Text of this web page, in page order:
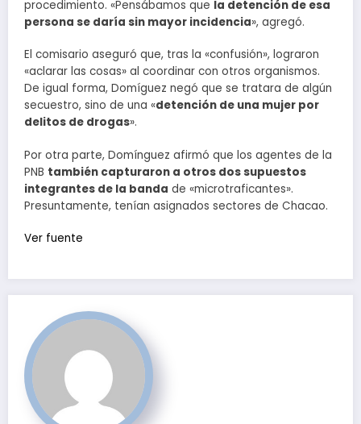
procedimiento. «Pensábamos que la detención de esa
persona se daría sin mayor incidencia», agregó.
El comisario aseguró que, tras la «confusión», lograron
«aclarar las cosas» al coordinar con otros organismos.
De igual forma, Domíguez negó que se tratara de algún
secuestro, sino de una «detención de una mujer por
delitos de drogas».
Por otra parte, Domínguez afirmó que los agentes de la
PNB también capturaron a otros dos supuestos
integrantes de la banda de «microtraficantes».
Presuntamente, tenían asignados sectores de Chacao.
Ver fuente